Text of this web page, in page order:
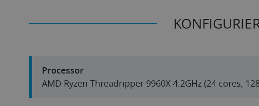
Processor
AMD Ryzen